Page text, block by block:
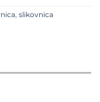
slikovnica